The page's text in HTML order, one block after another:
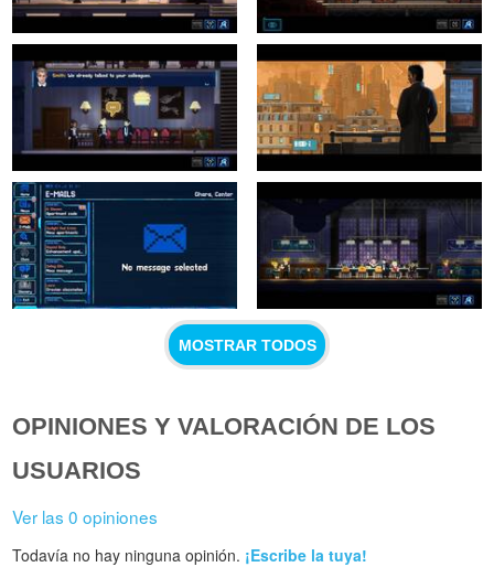
MOSTRAR TODOS
OPINIONES Y VALORACIÓN DE LOS
USUARIOS
Ver las 0 opiniones
Todavía no hay ninguna opinión. ¡Escribe la tuya!